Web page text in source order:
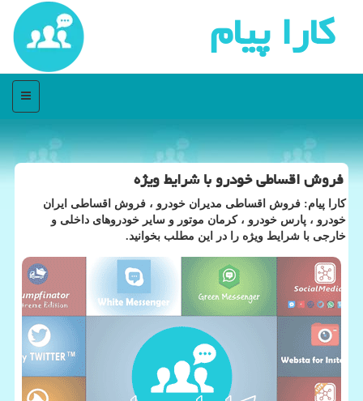
كارا پیام
منو
فروش اقساطی خودرو با شرایط ویژه
كارا پیام: فروش اقساطی مدیران خودرو ، فروش اقساطی ایران
خودرو ، پارس خودرو ، كرمان موتور و سایر خودروهای داخلی و
خارجی با شرایط ویژه را در این مطلب بخوانید.